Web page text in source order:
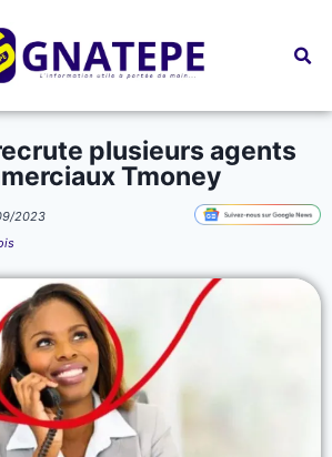
plusieurs agents
Tmoney
2023